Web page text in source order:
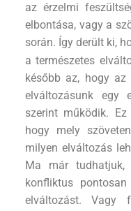
az érzelmi
elbontása, vagy a
során. Így derült ki,
a természetes
később az, hogy az
elváltozásunk egy
szerint működik.
hogy mely
milyen elváltozás
Ma már tudhatjuk,
konfliktus
elváltozást. Vagy